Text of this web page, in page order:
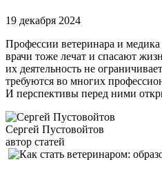
19 декабря 2024
Профессии ветеринара и
врачи тоже лечат и спасают
их деятельность не
требуются во многих
И перспективы перед ними
Сергей Пустовойтов
автор статей